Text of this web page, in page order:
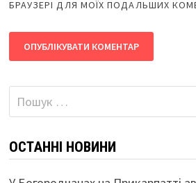
БРАУЗЕРІ ДЛЯ МОЇХ ПОДАЛЬШИХ
Пошук:
ОСТАННІ НОВИНИ